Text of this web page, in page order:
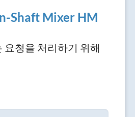
Shaft Mixer HM
요청을 처리하기 위해